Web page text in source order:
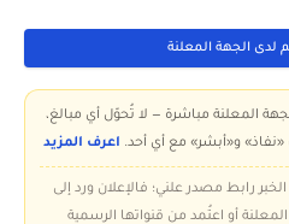
لدى الجهة المعلنة
المعلنة مباشرة — لا تُحوّل أي مبالغ،
«نفاذ» و«أبشر» مع أي أحد. اعرف المزيد
رابط مصدر علني؛ فالإعلان ورد إلى
أو اعتُمد من قنواتها الرسمية